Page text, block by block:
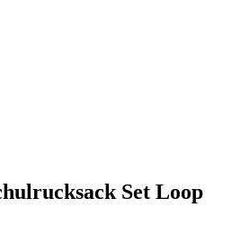
Set Loop